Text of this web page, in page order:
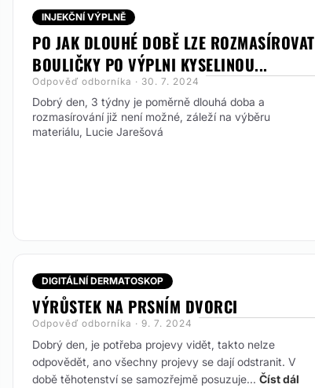
INJEKČNÍ VÝPLNĚ
PO JAK DLOUHÉ DOBĚ LZE ROZMASÍROVAT
BOULIČKY PO VÝPLNI KYSELINOU...
Odpověď odborníka · 30. 7. 2024
Dobrý den, 3 týdny je poměrně dlouhá doba a
rozmasírování již není možné, záleží na výběru
materiálu, Lucie Jarešová
DIGITÁLNÍ DERMATOSKOP
VÝRŮSTEK NA PRSNÍM DVORCI
Odpověď odborníka · 9. 7. 2024
Dobrý den, je potřeba projevy vidět, takto nelze
odpovědět, ano všechny projevy se dají odstranit. V
době těhotenství se samozřejmě posuzuje... Číst dál